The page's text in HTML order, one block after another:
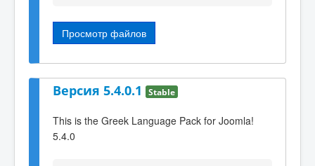
Просмотр файлов
Версия 5.4.0.1 Stable
This is the Greek Language Pack for Joomla!
5.4.0